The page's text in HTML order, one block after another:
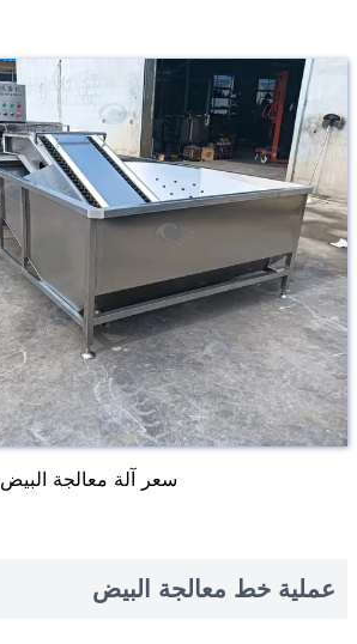
سعر آلة معالجة البيض
عملية خط معالجة البيض